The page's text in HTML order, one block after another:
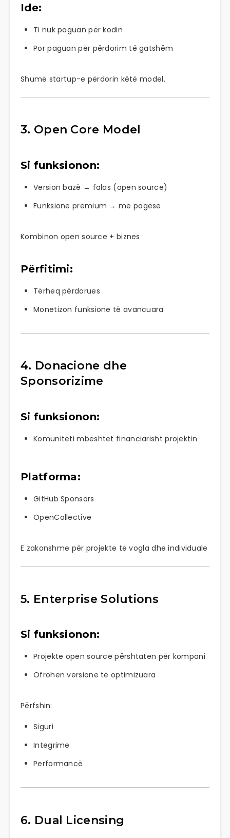
Ide:
Ti nuk paguan për kodin
Por paguan për përdorim të gatshëm
Shumë startup-e përdorin këtë model.
3. Open Core Model
Si funksionon:
Version bazë → falas (open source)
Funksione premium → me pagesë
Kombinon open source + biznes
Përfitimi:
Tërheq përdorues
Monetizon funksione të avancuara
4. Donacione dhe
Sponsorizime
Si funksionon:
Komuniteti mbështet financiarisht projektin
Platforma:
GitHub Sponsors
OpenCollective
E zakonshme për projekte të vogla dhe individuale
5. Enterprise Solutions
Si funksionon:
Projekte open source përshtaten për kompani
Ofrohen versione të optimizuara
Përfshin:
Siguri
Integrime
Performancë
6. Dual Licensing